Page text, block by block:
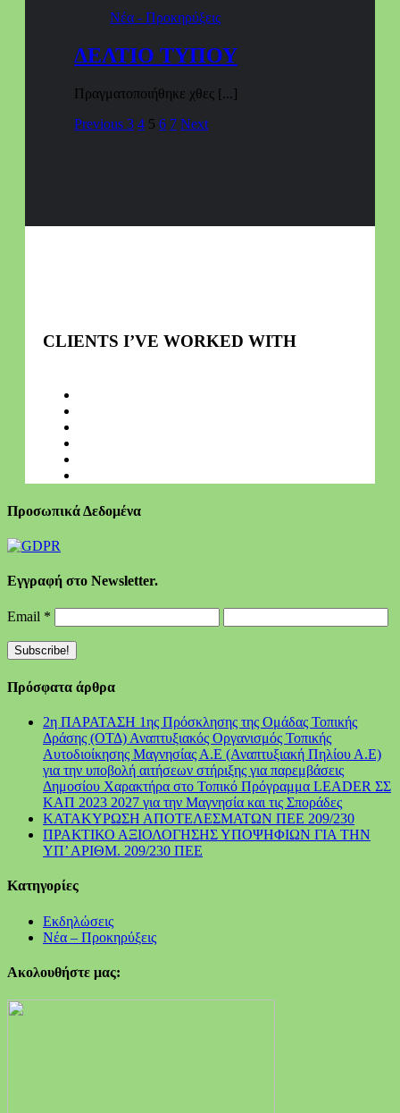
Νέα - Προκηρύξεις
ΔΕΛΤΙΟ ΤΥΠΟΥ
Πραγματοποιήθηκε χθες [...]
Previous 3 4 5 6 7 Next
CLIENTS I’VE WORKED WITH
Προσωπικά Δεδομένα
Εγγραφή στο Newsletter.
Email *
Πρόσφατα άρθρα
2η ΠΑΡΑΤΑΣΗ 1ης Πρόσκλησης της Ομάδας Τοπικής
Δράσης (ΟΤΔ) Αναπτυξιακός Οργανισμός Τοπικής
Αυτοδιοίκησης Μαγνησίας Α.Ε (Αναπτυξιακή Πηλίου Α.Ε)
για την υποβολή αιτήσεων στήριξης για παρεμβάσεις
Δημοσίου Χαρακτήρα στο Τοπικό Πρόγραμμα LEADER ΣΣ
ΚΑΠ 2023 2027 για την Μαγνησία και τις Σποράδες
ΚΑΤΑΚΥΡΩΣΗ ΑΠΟΤΕΛΕΣΜΑΤΩΝ ΠΕΕ 209/230
ΠΡΑΚΤΙΚΟ ΑΞΙΟΛΟΓΗΣΗΣ ΥΠΟΨΗΦΙΩΝ ΓΙΑ ΤΗΝ
ΥΠ’ ΑΡΙΘΜ. 209/230 ΠΕΕ
Kατηγορίες
Εκδηλώσεις
Νέα – Προκηρύξεις
Ακολουθήστε μας: